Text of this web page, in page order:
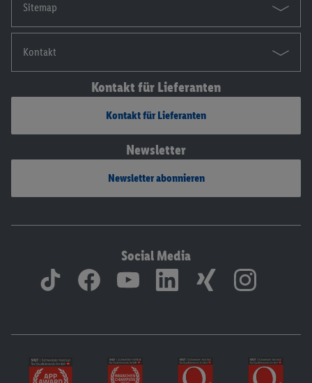
Sitemap
Kontakt
Kontakt für Lieferanten
Kontakt für Lieferanten
Newsletter
Newsletter abonnieren
Social Media